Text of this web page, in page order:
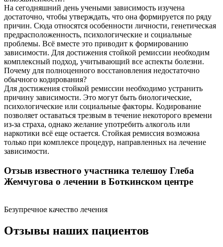
На сегодняшний день учеными зависимость изучена
достаточно, чтобы утверждать, что она формируется по ряду
причин. Сюда относятся особенности личности, генетическая
предрасположенность, психологические и социальные
проблемы. Всё вместе это приводит к формированию
зависимости. Для достижения стойкой ремиссии необходим
комплексный подход, учитывающий все аспекты болезни.
Почему для полноценного восстановления недостаточно
обычного кодирования?
Для достижения стойкой ремиссии необходимо устранить
причину зависимости. Это могут быть биологические,
психологические или социальные факторы. Кодирование
позволяет оставаться трезвым в течение некоторого времени
из-за страха, однако желание употребить алкоголь или
наркотики всё еще остается. Стойкая ремиссия возможна
только при комплексе процедур, направленных на лечение
зависимости.
Отзыв известного участника телешоу Глеба
Жемчугова о лечении в Боткинском центре
Безупречное качество лечения
Отзывы наших пациентов